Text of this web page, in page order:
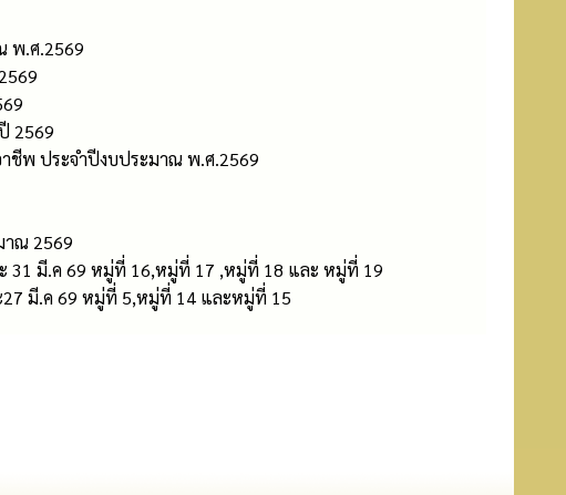
พ.ศ.2569
2569
ชีพ ประจำปีงบประมาณ พ.ศ.2569
าณ 2569
31 มี.ค 69 หมู่ที่ 16,หมู่ที่ 17 ,หมู่ที่ 18 และ หมู่ที่ 19
มี.ค 69 หมู่ที่ 5,หมู่ที่ 14 และหมู่ที่ 15